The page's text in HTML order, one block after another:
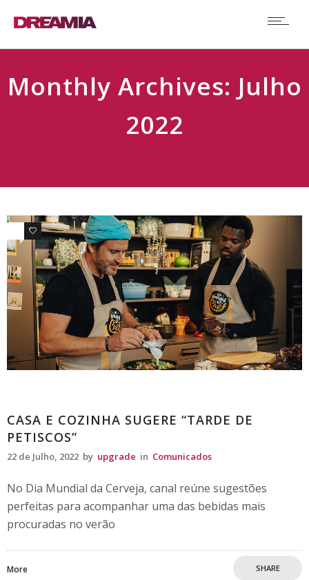
Monthly Archives: Julho
2022
0
CASA E COZINHA SUGERE “TARDE DE
PETISCOS”
22 de Julho, 2022 by upgrade in Comunicados
No Dia Mundial da Cerveja, canal reúne sugestões
perfeitas para acompanhar uma das bebidas mais
procuradas no verão
More SHARE